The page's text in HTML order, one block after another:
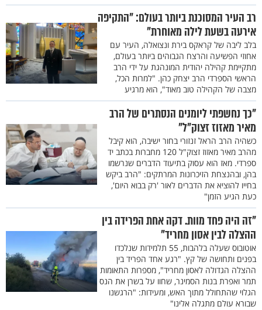
רב העיר המסוכנת ביותר בעולם: "התקיפה
אירעה בשעת לילה מאוחרת"
בלב ליבה של קראקס בירת ונצואלה, העיר עם
אחוזי הפשיעה והרצח הגבוהים ביותר בעולם,
מתקיימת קהילה יהודית המונהגת על ידי הרב
הראשי הספרדי הרב יצחק כהן. "למרות הכל,
מצבה של הקהילה טוב מאוד", הוא מרגיע
"כך נחשפתי ליומנים הנסתרים של הרב
מאיר מאזוז זצוק"ל"
כשהיה הרב הראל זנזורי בחור ישיבה, הוא קיבל
מהרב מאיר מאזוז זצוק"ל 120 מחברות בכתב יד
ספרדי. מאז הוא עסוק בתיעוד הדברים שנרשמו
בהן, ובהנצחת הזיכרונות המרתקים: "הרב ביקש
בחייו להוציא את הדברים לאור 'רק בבוא היום',
כעת הגיע הזמן"
"זה היה פחד מוות. דקה אחת הפרידה בין
ההצלה לבין אסון מחריד"
אוטובוס שעלה בלהבות, 55 תלמידות שנלכדו
בפנים ותחושה של קץ. "רגע אחד הפריד בין
ההצלה הגדולה לאסון מחריד", מספרות התאומות
תמר ואפרת בנות הסמינר, שחוו על בשרן את הנס
הגלוי שהתחולל מתוך האש, ומעידות: "הרגשנו
שבורא עולם מתגלה אלינו"